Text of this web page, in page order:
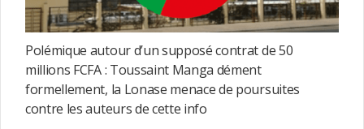
Polémique autour d’un supposé contrat de 50
millions FCFA : Toussaint Manga dément
formellement, la Lonase menace de poursuites
contre les auteurs de cette info